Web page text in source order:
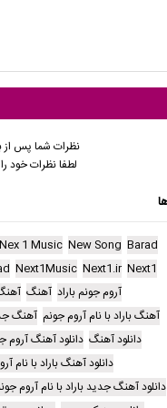
نظرات شما پس از
لطفا نظرات خود
Barad
New Song
Nex 1 Music
Next1
Next1.ir
Next1Music
آروم جونم باراد آهنگ
آهنگ باراد با نام آروم جونم آهنگ
دانلود آهنگ دانلود آهنگ آروم
دانلود آهنگ باراد با نام
دانلود آهنگ جدید باراد با نام آروم